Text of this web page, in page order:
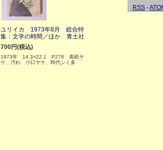
ユリイカ 1973年8月 総合特
集：文学の時間／ほか 青土社
700円(税込)
1973年 14.3×22.1 P278 表紙ヤ
ケ、汚れ 小口ヤケ、時代シミ多
RSS -